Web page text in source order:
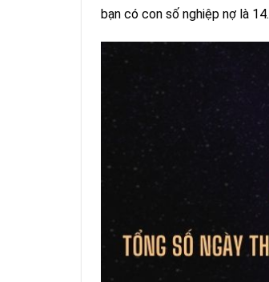
bạn có con số nghiệp nợ là 14.